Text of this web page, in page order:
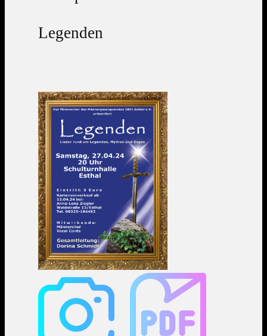
Legenden